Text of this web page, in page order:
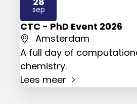
CTC - PhD Event 2026
Amsterdam
A full day of
chemistry.
Lees meer
sep
2026